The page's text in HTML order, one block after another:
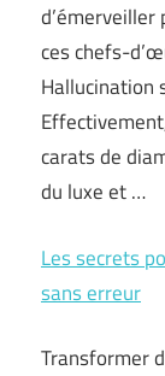
ces chefs-
Hallucination
carats de
du luxe et …
Les secrets
sans erreur
Transformer